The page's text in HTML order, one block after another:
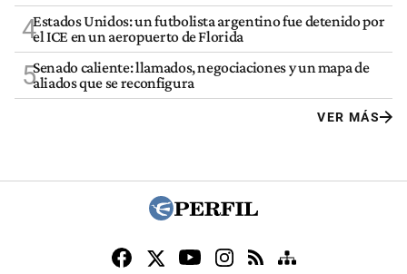
4Estados Unidos: un futbolista argentino fue detenido por
el ICE en un aeropuerto de Florida
5Senado caliente: llamados, negociaciones y un mapa de
aliados que se reconfigura
VER MÁS